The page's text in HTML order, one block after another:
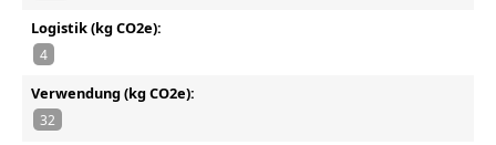
Logistik (kg CO2e):
4
Verwendung (kg CO2e):
32